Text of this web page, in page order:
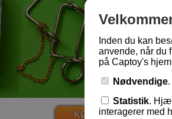
KØB
Din
Fra 7
Vare
Inden du kan
anvende, når du
på Captoy's
Nødvendige
Statistik.
interagerer med